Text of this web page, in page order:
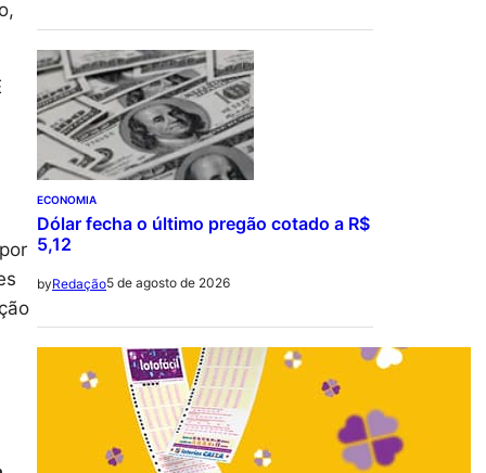
ECONOMIA
Dólar fecha o último pregão cotado a R$
5,12
byRedação5 de agosto de 2026